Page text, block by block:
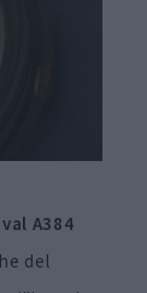
A384
del